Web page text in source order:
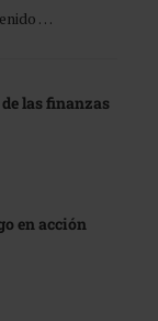
…
las finanzas
en acción